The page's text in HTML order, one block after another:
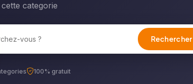
categorie
Rechercher
100% gratuit